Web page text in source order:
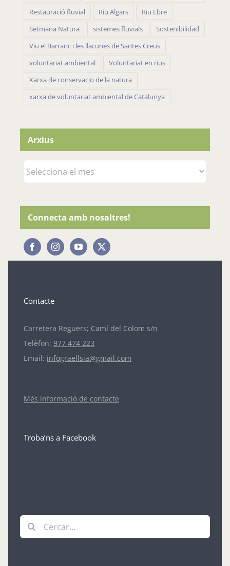
Restauració fluvial
Riu Algars
Riu Ebre
Setmana Natura
sistemes fluvials
Sostenibilidad
Viu el Barranc i les llacunes de Santes Creus
voluntariat ambiental
Voluntariat en rius
Xarxa de conservacio de la natura
xarxa de voluntariat ambiental de Catalunya
Arxius
Arxius
Connecta amb nosaltres!
Contacte
Carretera Reguers; Camí del Colom s/n
Telèfon: 977 474 223
Email: infograellsia@gmail.com
Més informació de contacte
Troba’ns a Facebook
Cerca
…